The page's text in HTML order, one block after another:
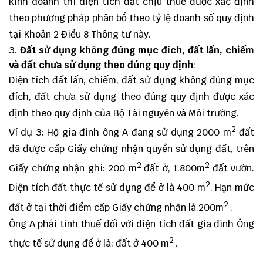
theo phương pháp phân bổ theo tỷ lệ doanh số quy định
tại Khoản 2 Điều 8 Thông tư này.
Đất sử dụng không đúng mục đích, đất lấn, chiếm
và đất chưa sử dụng theo đúng quy định:
Diện tích đất lấn, chiếm, đất sử dụng không đúng mục
đích, đất chưa sử dụng theo đúng quy định được xác
định theo quy định của Bộ Tài nguyên và Môi trường.
Ví dụ 3: Hộ gia đình ông A đang sử dụng 2000 m2 đất
đã được cấp Giấy chứng nhận quyền sử dụng đất, trên
Giấy chứng nhận ghi: 200 m2 đất ở, 1.800m2 đất vườn.
Diện tích đất thực tế sử dụng để ở là 400 m2. Hạn mức
đất ở tại thời điểm cấp Giấy chứng nhận là 200m2 .
Ông A phải tính thuế đối với diện tích đất gia đình Ông
thực tế sử dụng để ở là: đất ở 400 m2 .